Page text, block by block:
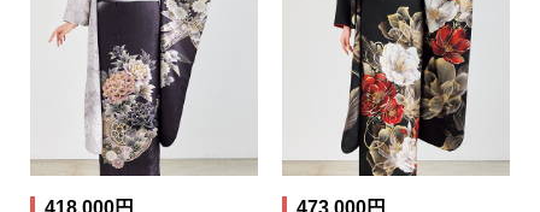
418,000円 473,000円